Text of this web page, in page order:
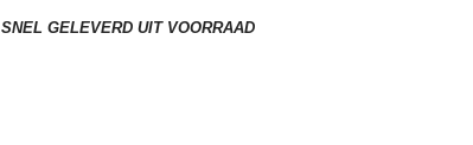
SNEL GELEVERD UIT VOORRAAD